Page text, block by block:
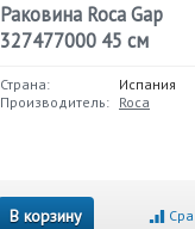
Раковина Roca Gap
327477000 45 см
Страна:
Испания
Производитель: Roca
В корзину